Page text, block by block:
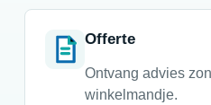
Offerte
Ontvang advies
winkelmandje.